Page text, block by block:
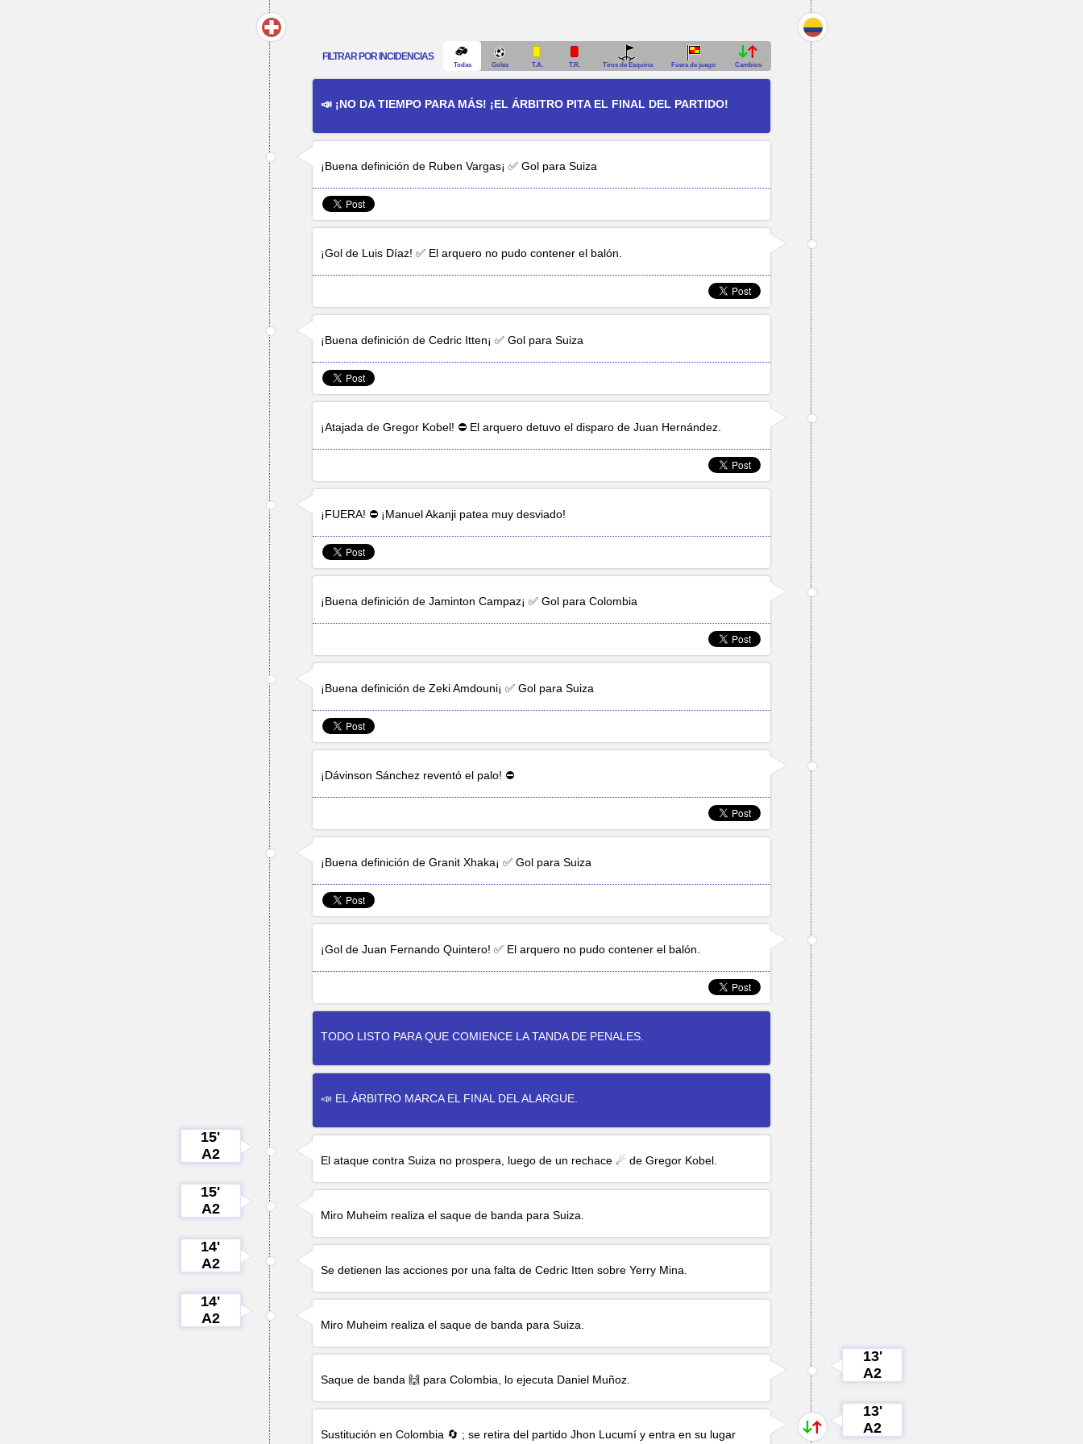
FILTRAR POR INCIDENCIAS
Todas Goles T.A. T.R. Tiros de Esquina Fuera de juego Cambios
📣 ¡NO DA TIEMPO PARA MÁS! ¡EL ÁRBITRO PITA EL FINAL DEL PARTIDO!
¡Buena definición de Ruben Vargas¡ ✅ Gol para Suiza
¡Gol de Luis Díaz! ✅ El arquero no pudo contener el balón.
¡Buena definición deCedric Itten¡ ✅ Gol para Suiza
¡Atajada deGregor Kobel! ⛔ El arquero detuvo el disparo deJuan Hernández
¡FUERA! ⛔ ¡Manuel Akanji patea muy desviado!
¡Buena definición deJaminton Campaz¡ ✅ Gol para Colombia
¡Buena definición deZeki Amdouni¡ ✅ Gol para Suiza
¡Dávinson Sánchez reventó el palo! ⛔
¡Buena definición deGranit Xhaka¡ ✅ Gol para Suiza
¡Gol deJuan Fernando Quintero! ✅ El arquero no pudo contener el balón.
TODO LISTO PARA QUE COMIENCE LA TANDA DE PENALES.
📣 EL ÁRBITRO MARCA EL FINAL DEL ALARGUE.
15'
A2
El ataque contra Suiza no prospera, luego de un rechace ☄ deGregor Kobel
15'
A2
Miro Muheim realiza el saque de banda para Suiza.
14'
A2
Se detienen las acciones por una falta deCedric Itten sobreYerry Mina
14'
A2
Miro Muheim realiza el saque de banda para Suiza.
Saque de banda 🙌 para Colombia, lo ejecuta Daniel Muñoz
13'
A2
Sustitución en Colombia 🔄 ; se retira del partidoJhon Lucumí y entra en su lugar
13'
A2